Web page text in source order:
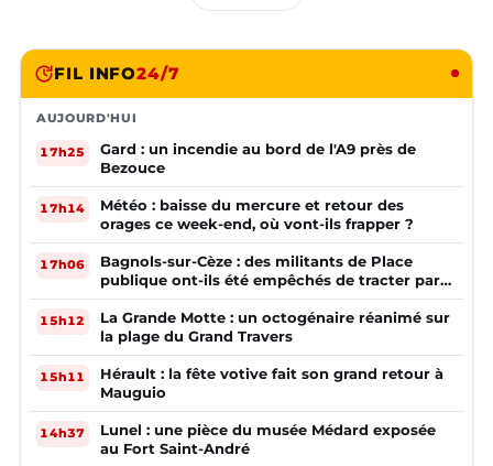
FIL INFO24/7
AUJOURD'HUI
17h25
Gard : un incendie au bord de l'A9 près de
Bezouce
17h14
Météo : baisse du mercure et retour des
orages ce week-end, où vont-ils frapper ?
17h06
Bagnols-sur-Cèze : des militants de Place
publique ont-ils été empêchés de tracter par
la mairie ?
15h12
La Grande Motte : un octogénaire réanimé sur
la plage du Grand Travers
15h11
Hérault : la fête votive fait son grand retour à
Mauguio
14h37
Lunel : une pièce du musée Médard exposée
au Fort Saint-André